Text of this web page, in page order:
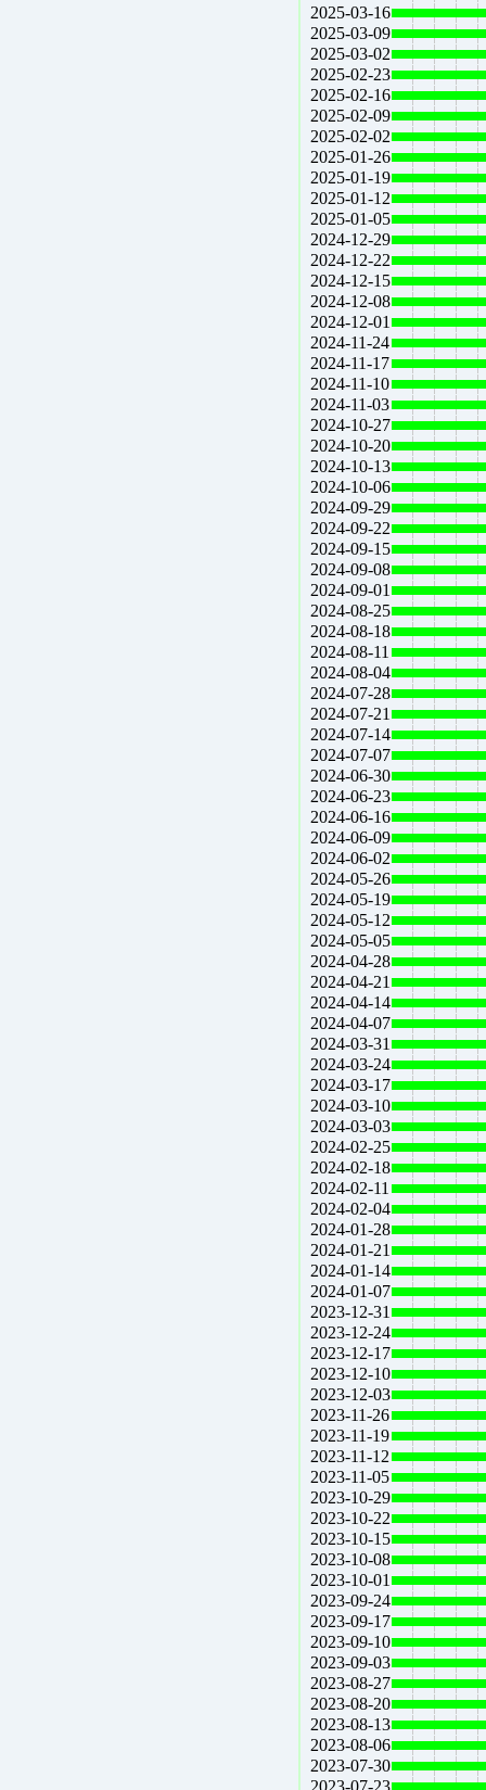
2025-03-16
2025-03-09
2025-03-02
2025-02-23
2025-02-16
2025-02-09
2025-02-02
2025-01-26
2025-01-19
2025-01-12
2025-01-05
2024-12-29
2024-12-22
2024-12-15
2024-12-08
2024-12-01
2024-11-24
2024-11-17
2024-11-10
2024-11-03
2024-10-27
2024-10-20
2024-10-13
2024-10-06
2024-09-29
2024-09-22
2024-09-15
2024-09-08
2024-09-01
2024-08-25
2024-08-18
2024-08-11
2024-08-04
2024-07-28
2024-07-21
2024-07-14
2024-07-07
2024-06-30
2024-06-23
2024-06-16
2024-06-09
2024-06-02
2024-05-26
2024-05-19
2024-05-12
2024-05-05
2024-04-28
2024-04-21
2024-04-14
2024-04-07
2024-03-31
2024-03-24
2024-03-17
2024-03-10
2024-03-03
2024-02-25
2024-02-18
2024-02-11
2024-02-04
2024-01-28
2024-01-21
2024-01-14
2024-01-07
2023-12-31
2023-12-24
2023-12-17
2023-12-10
2023-12-03
2023-11-26
2023-11-19
2023-11-12
2023-11-05
2023-10-29
2023-10-22
2023-10-15
2023-10-08
2023-10-01
2023-09-24
2023-09-17
2023-09-10
2023-09-03
2023-08-27
2023-08-20
2023-08-13
2023-08-06
2023-07-30
2023-07-23